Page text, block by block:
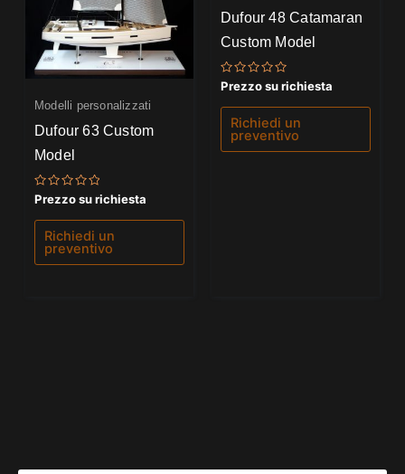
Modelli personalizzati
Dufour 63 Custom
Model
Valutato
su
Prezzo su richiesta
Richiedi un
preventivo
Dufour 48 Catamaran
Custom Model
Valutato
0
su
Prezzo su richiesta
Richiedi un
preventivo